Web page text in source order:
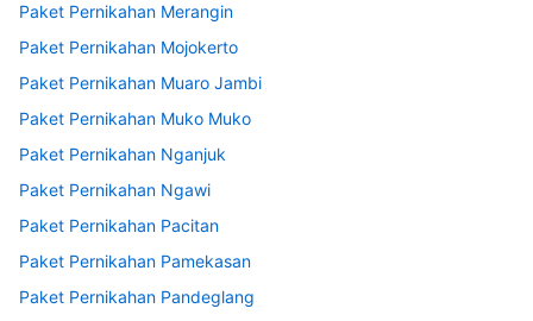
Paket Pernikahan Merangin
Paket Pernikahan Mojokerto
Paket Pernikahan Muaro Jambi
Paket Pernikahan Muko Muko
Paket Pernikahan Nganjuk
Paket Pernikahan Ngawi
Paket Pernikahan Pacitan
Paket Pernikahan Pamekasan
Paket Pernikahan Pandeglang